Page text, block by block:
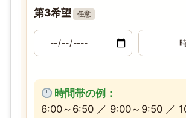
第3希望 任意
時間帯の例：
6:00～6:50 ／ 9:00～9:50 ／